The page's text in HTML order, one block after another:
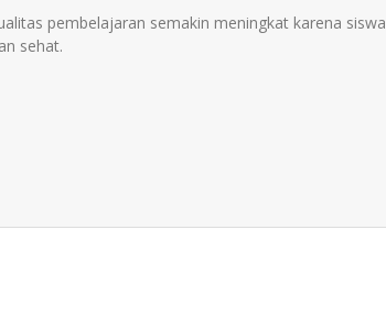
pembelajaran semakin meningkat karena siswa
sehat.